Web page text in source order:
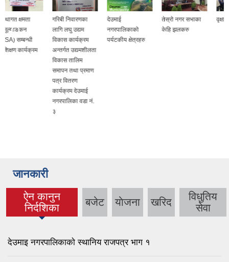
गरिबी निवारणका
लागि लघु उद्यम
विकास कार्यक्रम
अन्तर्गत उद्यमशीलता
देउमाई
नगरपालिकाको
पर्यटकीय क्षेत्रहरु
तेस्रो नगर सभाका
केहि झलकरु
वृक्षाराेपण कार्यक्रम
जानकारी
ऐन कानुन
निर्दशिका
(active tab) बजेट याेजना खरिद
विधुतिय
सेवा
देउमाइ नगरपालिकाकाे स्थानिय राजपत्र भाग १